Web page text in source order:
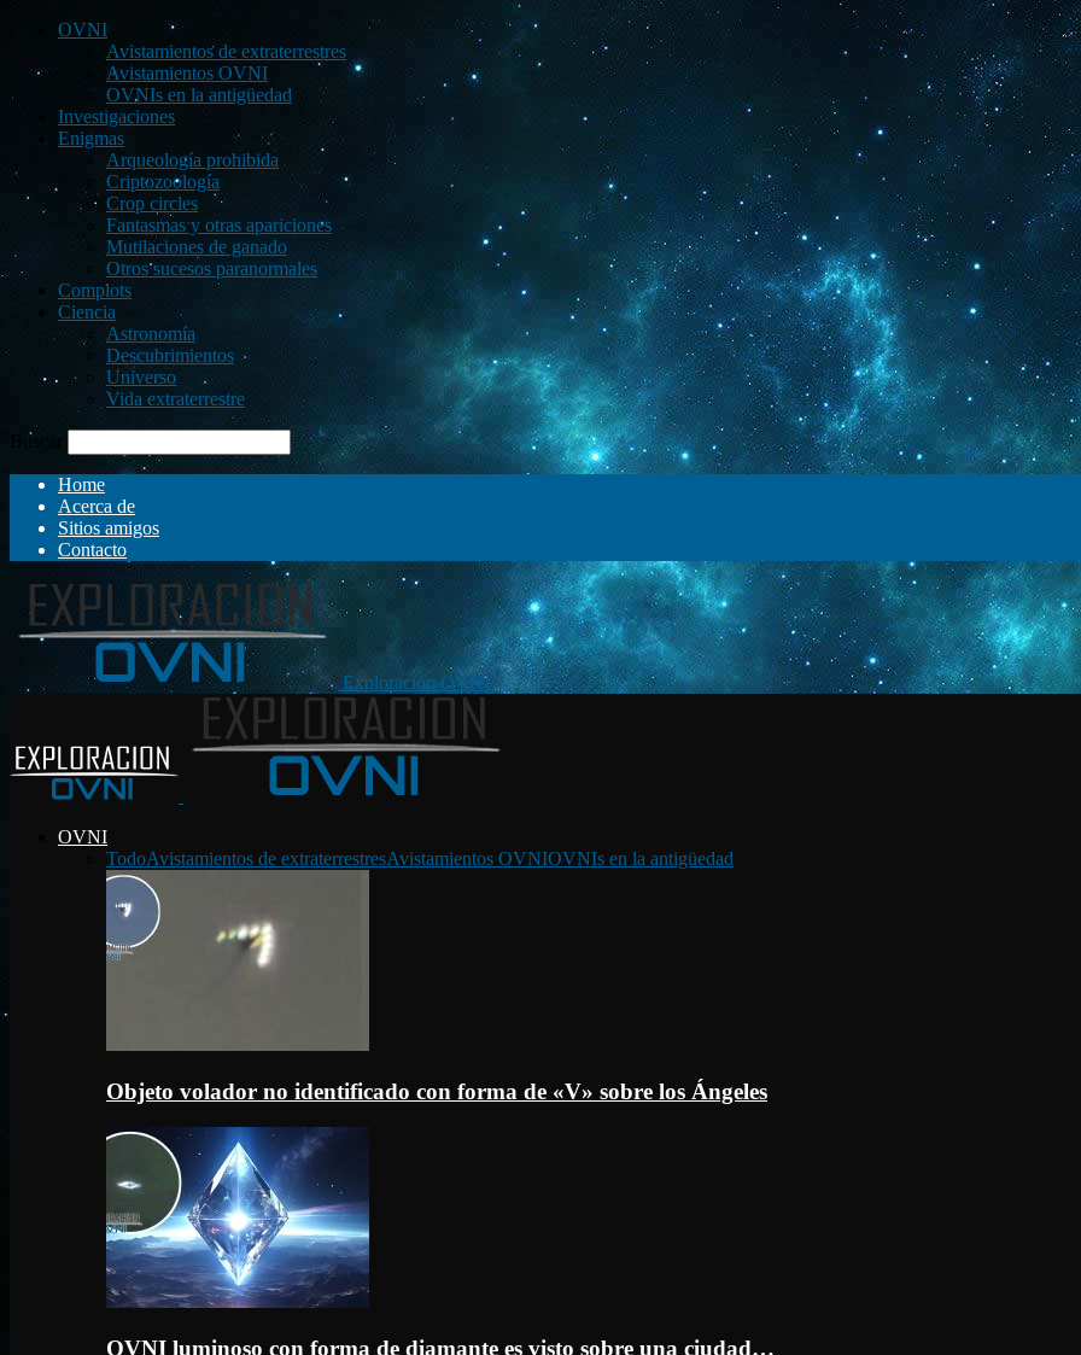
OVNI
Avistamientos de extraterrestres
Avistamientos OVNI
OVNIs en la antigüedad
Investigaciones
Enigmas
Arqueología prohibida
Criptozoología
Crop circles
Fantasmas y otras apariciones
Mutilaciones de ganado
Otros sucesos paranormales
Complots
Ciencia
Astronomía
Descubrimientos
Universo
Vida extraterrestre
Buscar
Home
Acerca de
Sitios amigos
Contacto
Exploración OVNI
OVNI
TodoAvistamientos de extraterrestresAvistamientos OVNIOVNIs en la antigüedad
Objeto volador no identificado con forma de «V» sobre los Ángeles
OVNI luminoso con forma de diamante es visto sobre una ciudad…